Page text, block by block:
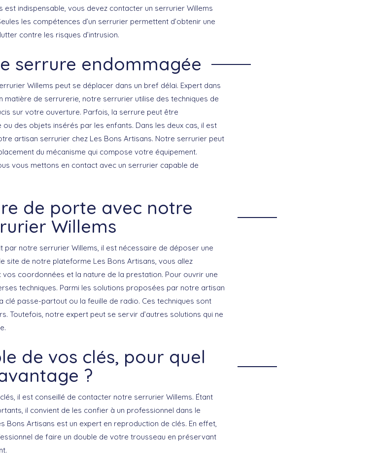
indispensable, vous devez contacter un serrurier Willems
les compétences d’un serrurier permettent d’obtenir une
contre les risques d’intrusion.
serrure endommagée
Willems peut se déplacer dans un bref délai. Expert dans
matière de serrurerie, notre serrurier utilise des techniques de
sur votre ouverture. Parfois, la serrure peut être
des objets insérés par les enfants. Dans les deux cas, il est
artisan serrurier chez Les Bons Artisans. Notre serrurier peut
du mécanisme qui compose votre équipement.
vous mettons en contact avec un serrurier capable de
de porte avec notre
Willems
par notre serrurier Willems, il est nécessaire de déposer une
site de notre plateforme Les Bons Artisans, vous allez
vos coordonnées et la nature de la prestation. Pour ouvrir une
techniques. Parmi les solutions proposées par notre artisan
clé passe-partout ou la feuille de radio. Ces techniques sont
Toutefois, notre expert peut se servir d’autres solutions qui ne
de vos clés, pour quel
?
il est conseillé de contacter notre serrurier Willems. Étant
il convient de les confier à un professionnel dans le
Bons Artisans est un expert en reproduction de clés. En effet,
de faire un double de votre trousseau en préservant